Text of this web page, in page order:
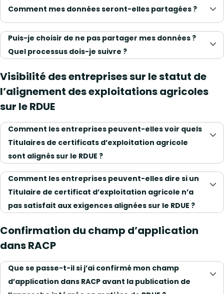
Comment mes données seront-elles partagées ?
Puis-je choisir de ne pas partager mes données ?
Quel processus dois-je suivre ?
Visibilité des entreprises sur le statut de
l’alignement des exploitations agricoles
sur le RDUE
Comment les entreprises peuvent-elles voir quels
Titulaires de certificats d’exploitation agricole
sont alignés sur le RDUE ?
Comment les entreprises peuvent-elles dire si un
Titulaire de certificat d’exploitation agricole n’a
pas satisfait aux exigences alignées sur le RDUE ?
Confirmation du champ d’application
dans RACP
Que se passe-t-il si j’ai confirmé mon champ
d’application dans RACP avant la publication de